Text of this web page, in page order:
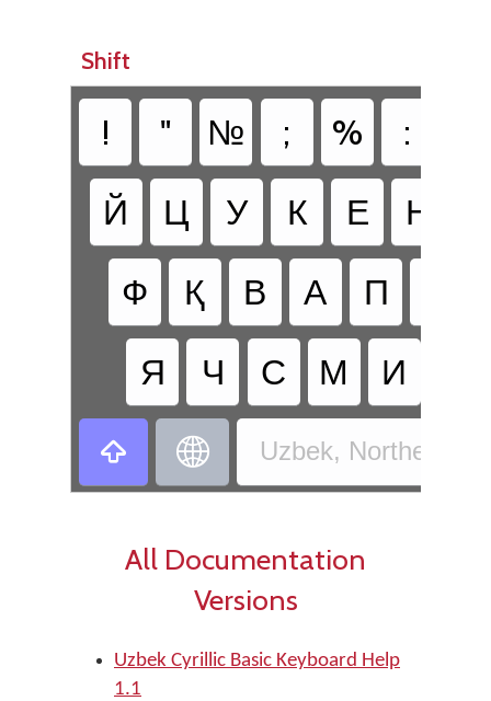
Shift
! " № ; % :
Й
Ц У К Е Н
Ф
Қ В А П
Я
Ч С М И
  Uzbek, Northern -
All Documentation
Versions
Uzbek Cyrillic Basic Keyboard Help
1.1